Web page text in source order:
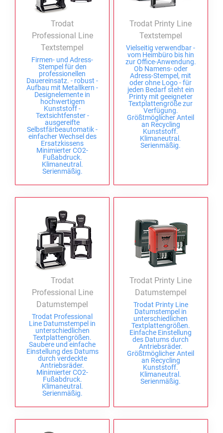
PROFESSIONAL LINE
TEXTPLATTEN FÜR PRINTY LINE
TEXTSTEMPEL
TEXTPLATTEN FÜR PROFESSIONAL LINE
TEXTSTEMPEL
TEXTPLATTEN FÜR PRINTY LINE
DATUMSTEMPEL
TEXTPLATTEN FÜR PROFESSIONAL
DATUMSTEMPEL
TEXTPLATTEN FÜR CLASSIC 2910
Holzstempel
Trodat Classic Line Datumstempel
Trodat
Professional Line
Textstempel
Firmen- und Adress-
Stempel für den
professionellen
Dauereinsatz. - robust -
Aufbau mit Metallkern -
Designelemente in
hochwertigem
Kunststoff -
Textsichtfenster -
ausgereifte
Selbstfärbeautomatik -
einfacher Wechsel des
Ersatzkissens
Minimierter CO2-
Fußabdruck.
Klimaneutral.
Serienmäßig.
Trodat Printy Line
Textstempel
Vielseitig verwendbar -
vom Heimbüro bis hin
zur Office-Anwendung.
Ob Namens- oder
Adress-Stempel, mit
oder ohne Logo - für
jeden Bedarf steht ein
Printy mit geeigneter
Textplattengröße zur
Verfügung.
Größtmöglicher Anteil
an Recycling
Kunststoff.
Klimaneutral.
Serienmäßig.
Trodat
Professional Line
Datumstempel
Trodat Professional
Line Datumstempel in
unterschiedlichen
Textplattengrößen.
Saubere und einfache
Einstellung des Datums
durch verdeckte
Antriebsräder.
Minimierter CO2-
Fußabdruck.
Klimaneutral.
Serienmäßig.
Trodat Printy Line
Datumstempel
Trodat Printy Line
Datumstempel in
unterschiedlichen
Textplattengrößen.
Einfache Einstellung
des Datums durch
Antriebsräder.
Größtmöglicher Anteil
an Recycling
Kunststoff.
Klimaneutral.
Serienmäßig.